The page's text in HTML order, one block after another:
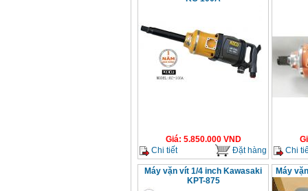
Giá: 5.850.000VND
Chi tiết
Đặt hàng
Chi
Máy vặn vít 1/4 inch Kawasaki
KPT-875
Máy